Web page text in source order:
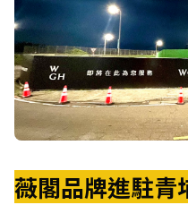
薇閣品牌進駐青